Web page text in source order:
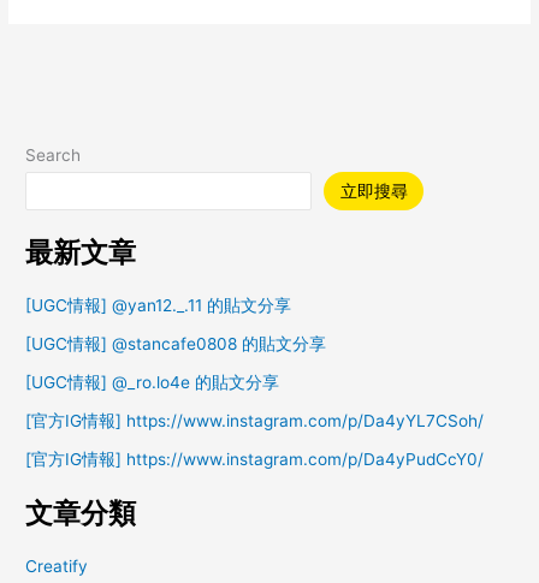
Search
立即搜尋
最新文章
[UGC情報] @yan12._.11 的貼文分享
[UGC情報] @stancafe0808 的貼文分享
[UGC情報] @_ro.lo4e 的貼文分享
[官方IG情報] https://www.instagram.com/p/Da4yYL7CSoh/
[官方IG情報] https://www.instagram.com/p/Da4yPudCcY0/
文章分類
Creatify